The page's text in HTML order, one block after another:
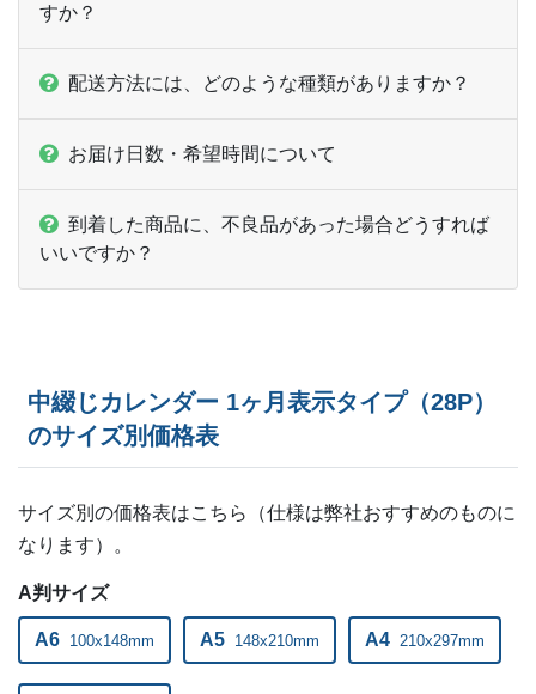
すか？
配送方法には、どのような種類がありますか？
お届け日数・希望時間について
到着した商品に、不良品があった場合どうすれば
いいですか？
中綴じカレンダー 1ヶ月表示タイプ（28P）
のサイズ別価格表
サイズ別の価格表はこちら（仕様は弊社おすすめのものに
なります）。
A判サイズ
A6 100x148mm A5 148x210mm A4 210x297mm